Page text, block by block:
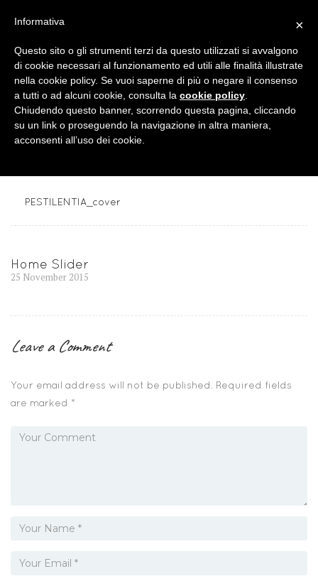
19 March 2016
PESTILENTIA_cover
PESTILENTIA_cover
Post
Home Slider
Previous
25 November 2015
Leave a Comment
Your email address will not be published.
Required fields
are marked *
×
Informativa
Questo sito o gli strumenti terzi da questo utilizzati si avvalgono
di cookie necessari al funzionamento ed utili alle finalità illustrate
nella cookie policy. Se vuoi saperne di più o negare il consenso
a tutti o ad alcuni cookie, consulta la cookie policy
Chiudendo questo banner, scorrendo questa pagina, cliccando
su un link o proseguendo la navigazione in altra maniera,
acconsenti all’uso dei cookie.